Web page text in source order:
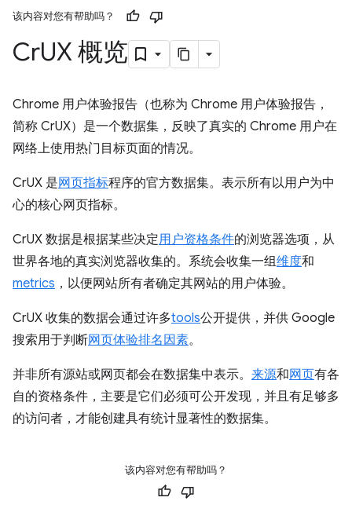
该内容对您有帮助吗？
CrUX 概览
Chrome 用户体验报告（也称为 Chrome 用户体验报告，
简称 CrUX）是一个数据集，反映了真实的 Chrome 用户在
网络上使用热门目标页面的情况。
CrUX 是网页指标程序的官方数据集。表示所有以用户为中
心的核心网页指标。
CrUX 数据是根据某些决定用户资格条件的浏览器选项，从
世界各地的真实浏览器收集的。系统会收集一组维度和
metrics ，以便网站所有者确定其网站的用户体验。
CrUX 收集的数据会通过许多tools公开提供，并供 Google
搜索用于判断网页体验排名因素。
并非所有源站或网页都会在数据集中表示。 来源和网页有各
自的资格条件，主要是它们必须可公开发现，并且有足够多
的访问者，才能创建具有统计显著性的数据集。
该内容对您有帮助吗？